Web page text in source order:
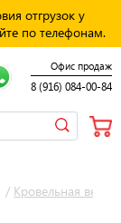
отгрузок у
по телефонам.
Офис продаж
8 (916) 084-00-84
/ Кровельная